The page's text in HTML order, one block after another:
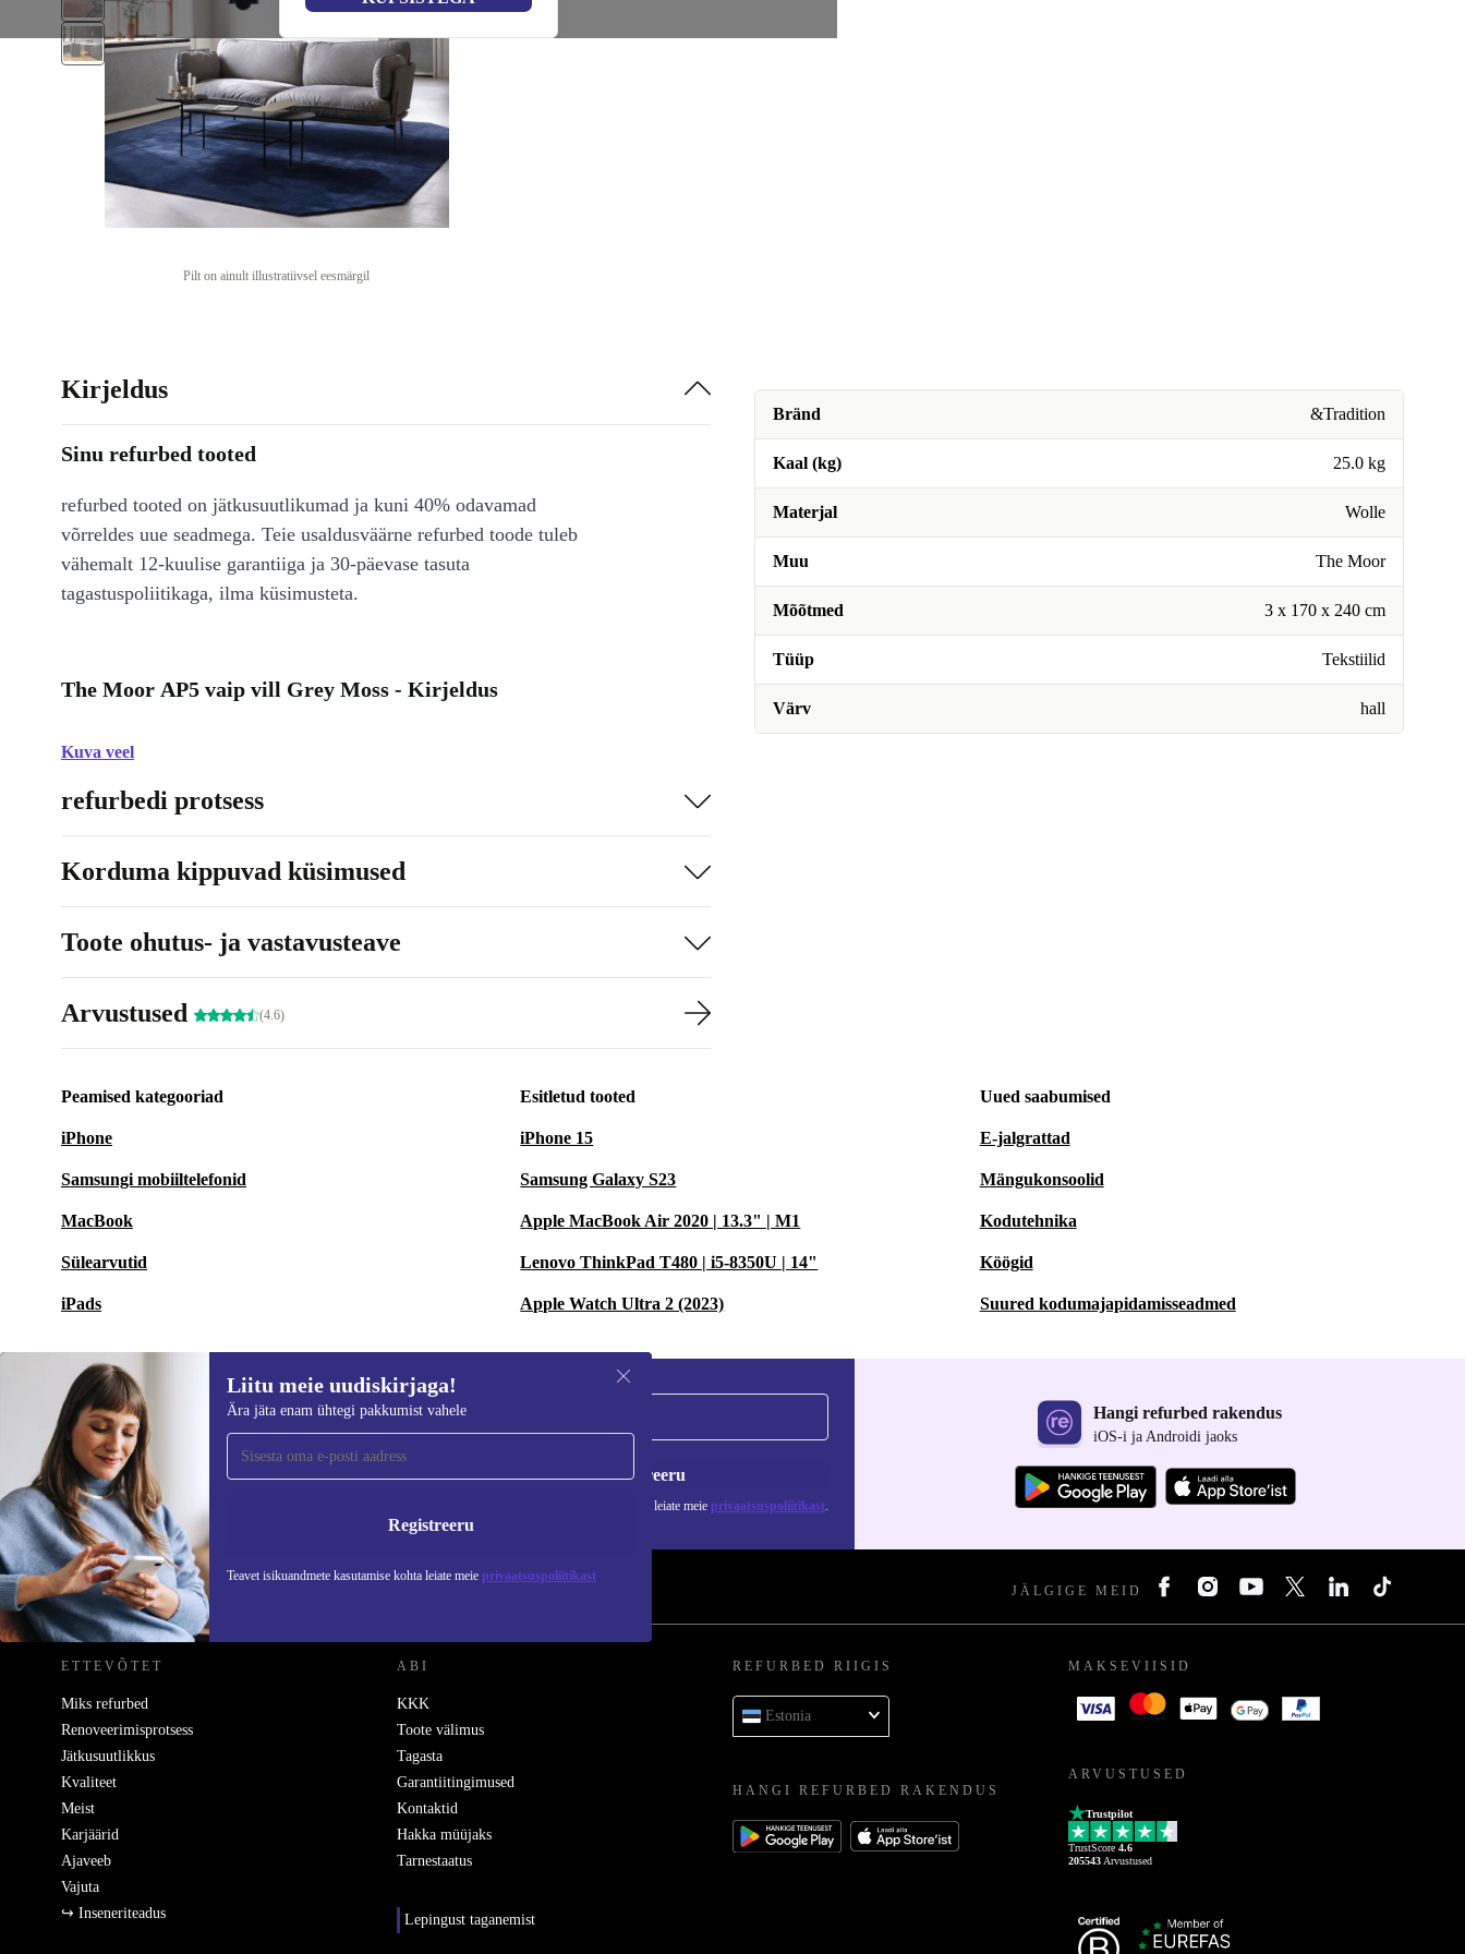
Pilt on ainult illustratiivsel eesmärgil
Bränd &Tradition
Kaal (kg) 25.0 kg
Materjal Wolle
Muu The Moor
Mõõtmed 3 x 170 x 240 cm
Tüüp Tekstiilid
Värv hall
Kirjeldus
Sinu refurbed tooted
refurbed tooted on jätkusuutlikumad ja kuni 40% odavamad
võrreldes uue seadmega. Teie usaldusväärne refurbed toode tuleb
vähemalt 12-kuulise garantiiga ja 30-päevase tasuta
tagastuspoliitikaga, ilma küsimusteta.
The Moor AP5 vaip vill Grey Moss - Kirjeldus
Kuva veel
refurbedi protsess
Korduma kippuvad küsimused
Toote ohutus- ja vastavusteave
Arvustused (4.6)
Peamised kategooriad
iPhone
Samsungi mobiiltelefonid
MacBook
Sülearvutid
iPads
Esitletud tooted
iPhone 15
Samsung Galaxy S23
Apple MacBook Air 2020 | 13.3" | M1
Lenovo ThinkPad T480 | i5-8350U | 14"
Apple Watch Ultra 2 (2023)
Uued saabumised
E-jalgrattad
Mängukonsoolid
Kodutehnika
Köögid
Suured kodumajapidamisseadmed
Liitu meie uudiskirjaga!
Ära jäta enam ühtegi pakkumist vahele
Registreeru
Teavet isikuandmete kasutamise kohta leiate meie privaatsuspoliitikast
Liitu meie uudiskirjaga!
Ära jäta enam ühtegi pakkumist vahele. Registreeru
Teavet isikuandmete kasutamise kohta leiate meie privaatsuspoliitikast.
Hangi refurbed rakendus
iOS-i ja Androidi jaoks
REFURBED EESTI - RETHINK NEW. JÄLGIGE MEID
ETTEVÕTET
Miks refurbed
Renoveerimisprotsess
Jätkusuutlikkus
Kvaliteet
Meist
Karjäärid
Ajaveeb
Vajuta
↪ Inseneriteadus
ABI
KKK
Toote välimus
Tagasta
Garantiitingimused
Kontaktid
Hakka müüjaks
Tarnestaatus
Lepingust taganemist
REFURBED RIIGIS
Estonia
HANGI REFURBED RAKENDUS
MAKSEVIISID
ARVUSTUSED
Trustpilot
TrustScore 4.6
205543 Arvustused